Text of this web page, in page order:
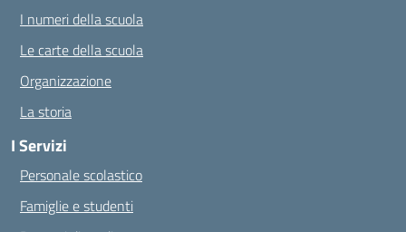
I numeri della scuola
Le carte della scuola
Organizzazione
La storia
I Servizi
Personale scolastico
Famiglie e studenti